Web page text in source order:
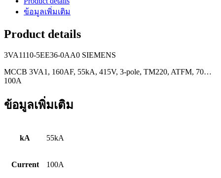
ข้อมูลเพิ่มเติม
Product details
3VA1110-5EE36-0AA0 SIEMENS
MCCB 3VA1, 160AF, 55kA, 415V, 3-pole, TM220, ATFM, 70…
100A
ข้อมูลเพิ่มเติม
kA 55kA
Current 100A